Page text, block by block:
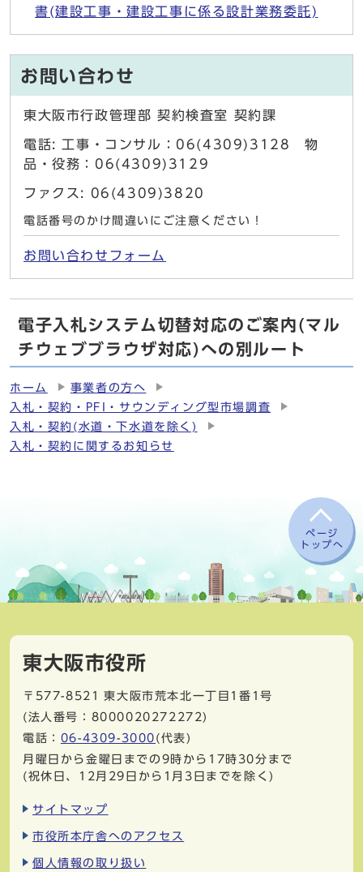
書(建設工事・建設工事に係る設計業務委託)
お問い合わせ
東大阪市行政管理部 契約検査室 契約課
電話: 工事・コンサル：06(4309)3128 物
品・役務：06(4309)3129
ファクス: 06(4309)3820
電話番号のかけ間違いにご注意ください！
お問い合わせフォーム
電子入札システム切替対応のご案内(マル
チウェブブラウザ対応)への別ルート
ホーム
事業者の方へ
入札・契約・PFI・サウンディング型市場調査
入札・契約(水道・下水道を除く)
入札・契約に関するお知らせ
ページ
トップへ
東大阪市役所
〒577-8521
東大阪市荒本北一丁目1番1号
(法人番号：8000020272272)
電話： 06-4309-3000 (代表)
月曜日から金曜日までの9時から17時30分まで
(祝休日、12月29日から1月3日までを除く)
サイトマップ
市役所本庁舎へのアクセス
個人情報の取り扱い